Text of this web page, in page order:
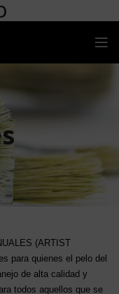
(ARTIST
para quienes el pelo del
de alta calidad y
todos aquellos que se